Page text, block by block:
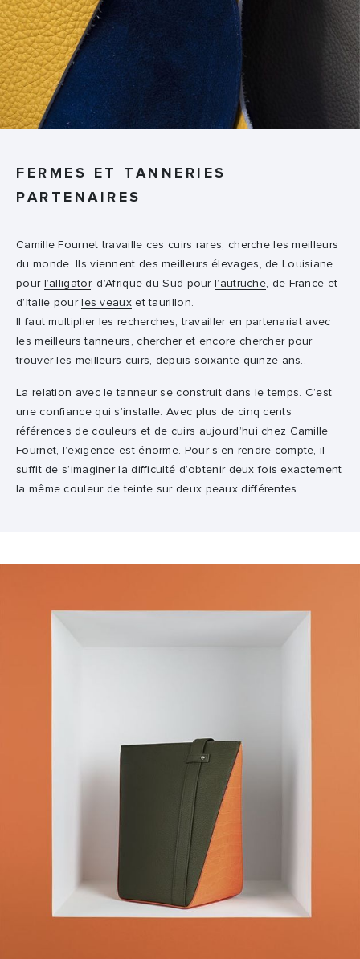
FERMES ET TANNERIES
PARTENAIRES
Camille Fournet travaille ces cuirs rares, cherche les meilleurs
du monde. Ils viennent des meilleurs élevages, de Louisiane
pour l’alligator, d’Afrique du Sud pour l’autruche, de France et
d’Italie pour les veauxet taurillon.
Il faut multiplier les recherches, travailler en partenariat avec
les meilleurs tanneurs, chercher et encore chercher pour
trouver les meilleurs cuirs, depuis soixante-quinze ans..
La relation avec le tanneur se construit dans le temps. C’est
une confiance qui s’installe. Avec plus de cinq cents
références de couleurs et de cuirs aujourd’hui chez Camille
Fournet, l’exigence est énorme. Pour s’en rendre compte, il
suffit de s’imaginer la difficulté d’obtenir deux fois exactement
la même couleur de teinte sur deux peaux différentes.